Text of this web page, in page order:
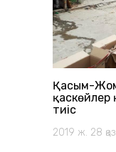
Қасым-
қаскөйлер
тиіс
2019 ж. 28